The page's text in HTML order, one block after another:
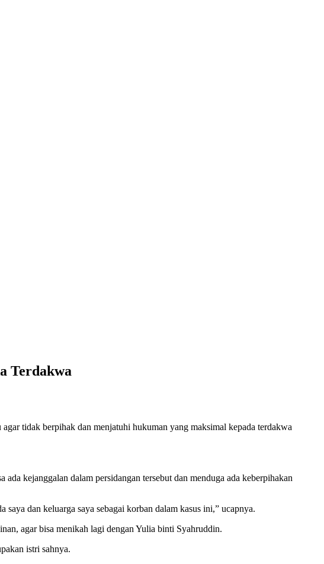
Terdakwa
tidak berpihak dan menjatuhi hukuman yang maksimal kepada terdakwa
kejanggalan dalam persidangan tersebut dan menduga ada keberpihakan
dan keluarga saya sebagai korban dalam kasus ini,” ucapnya.
agar bisa menikah lagi dengan Yulia binti Syahruddin.
istri sahnya.